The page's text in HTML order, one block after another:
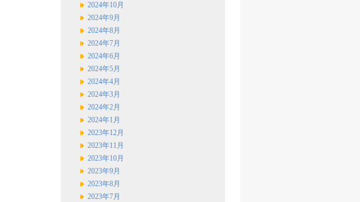
2024年10月
2024年9月
2024年8月
2024年7月
2024年6月
2024年5月
2024年4月
2024年3月
2024年2月
2024年1月
2023年12月
2023年11月
2023年10月
2023年9月
2023年8月
2023年7月